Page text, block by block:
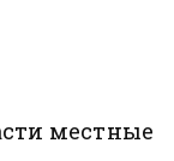
местные